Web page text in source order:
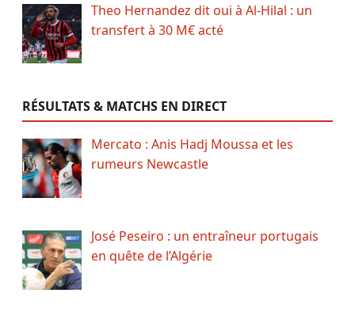
Theo Hernandez dit oui à Al-Hilal : un
transfert à 30 M€ acté
RÉSULTATS & MATCHS EN DIRECT
Mercato : Anis Hadj Moussa et les
rumeurs Newcastle
José Peseiro : un entraîneur portugais
en quête de l’Algérie